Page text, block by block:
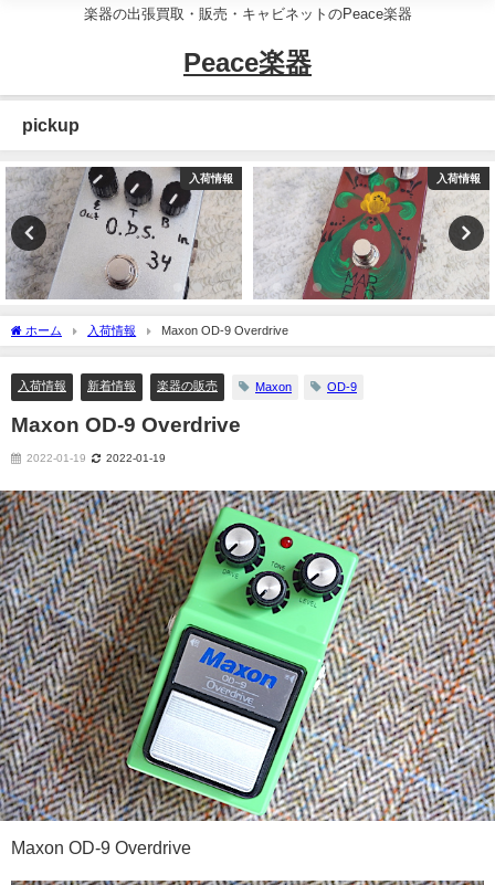
楽器の出張買取・販売・キャビネットのPeace楽器
Peace楽器
pickup
入荷情報 入荷情報
ホーム 入荷情報 Maxon OD-9 Overdrive
入荷情報 新着情報 楽器の販売 Maxon OD-9
Maxon OD-9 Overdrive
2022-01-19 2022-01-19
Maxon OD-9 Overdrive